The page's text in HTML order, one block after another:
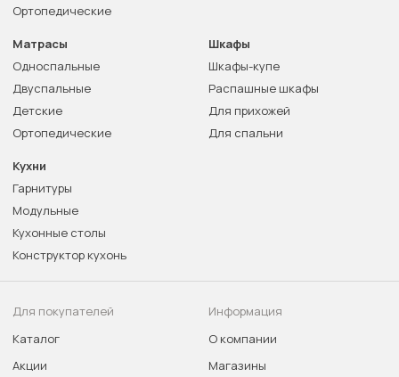
Ортопедические
Матрасы
Односпальные
Двуспальные
Детские
Ортопедические
Шкафы
Шкафы-купе
Распашные шкафы
Для прихожей
Для спальни
Кухни
Гарнитуры
Модульные
Кухонные столы
Конструктор кухонь
Для покупателей
Каталог
Акции
Информация
О компании
Магазины